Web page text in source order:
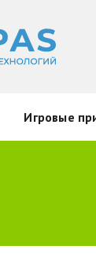
Игровые